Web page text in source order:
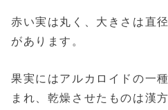
赤い実は丸く、大きさは直
があります。
果実にはアルカロイドの一
まれ、乾燥させたものは漢